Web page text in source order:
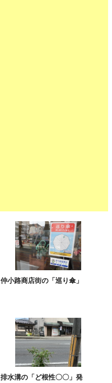
仲小路商店街の「巡り傘」
排水溝の「ど根性〇〇」発